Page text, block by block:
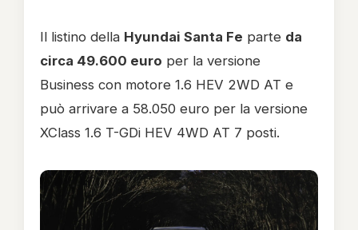
Il listino della Hyundai Santa Fe parte da
circa 49.600 euro per la versione
Business con motore 1.6 HEV 2WD AT e
può arrivare a 58.050 euro per la versione
XClass 1.6 T-GDi HEV 4WD AT 7 posti.